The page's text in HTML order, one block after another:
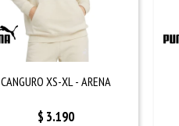
CANGURO XS-XL - ARENA
$ 3.190